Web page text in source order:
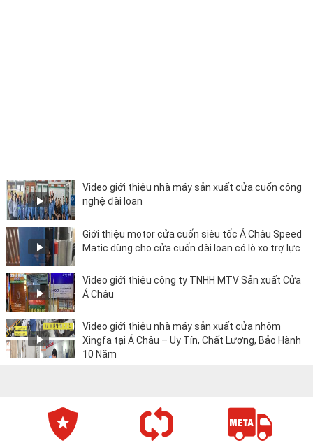
Video giới thiệu nhà máy sản xuất cửa cuốn công
nghệ đài loan
Giới thiệu motor cửa cuốn siêu tốc Á Châu Speed
Matic dùng cho cửa cuốn đài loan có lò xo trợ lực
Video giới thiệu công ty TNHH MTV Sản xuất Cửa
Á Châu
Video giới thiệu nhà máy sản xuất cửa nhôm
Xingfa tại Á Châu – Uy Tín, Chất Lượng, Bảo Hành
10 Năm